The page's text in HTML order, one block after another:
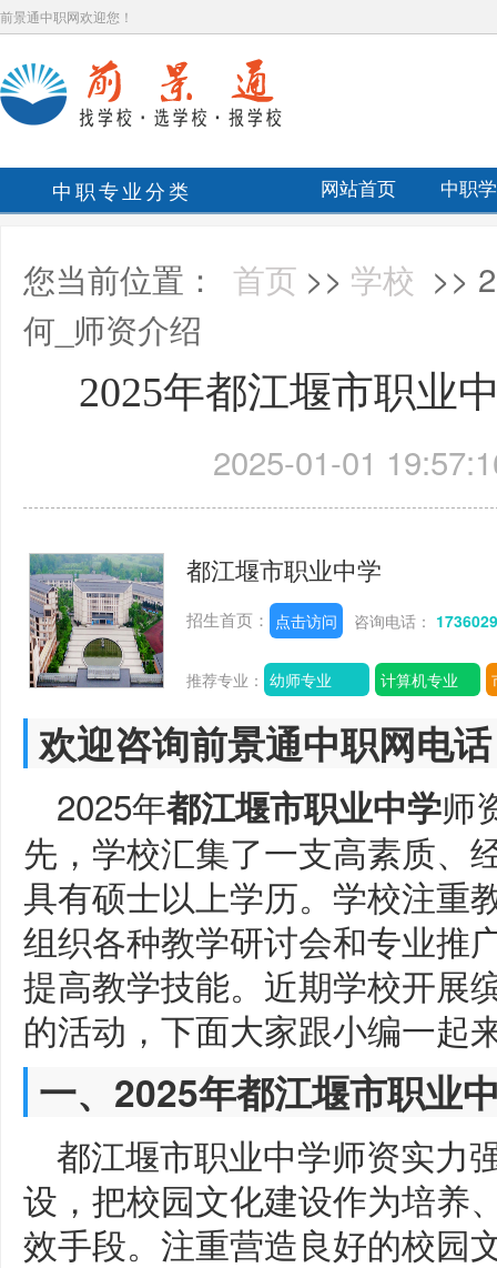
前景通中职网欢迎您！
中职专业分类 网站首页 中职
您当前位置： 首页 >> 学校 >>
何_师资介绍
2025年都江堰市职业
2025-01-01
都江堰市职业中学
招生首页： 点击访问 咨询电话：
推荐专业： 幼师专业 计算机专业
欢迎咨询前景通中职网电
2025年都江堰市职业中学师
先，学校汇集了一支高素质、
具有硕士以上学历。学校注重
组织各种教学研讨会和专业推
提高教学技能。近期学校开展
的活动，下面大家跟小编一起
一、2025年都江堰市职业
都江堰市职业中学师资实力
设，把校园文化建设作为培养
效手段。注重营造良好的校园